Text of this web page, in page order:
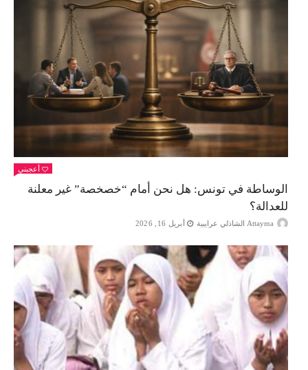
أعجبني
الوساطة في تونس: هل نحن أمام “خصخصة” غير معلنة
للعدالة؟
Attayma الشاذلي عرايبية أبريل 16, 2026